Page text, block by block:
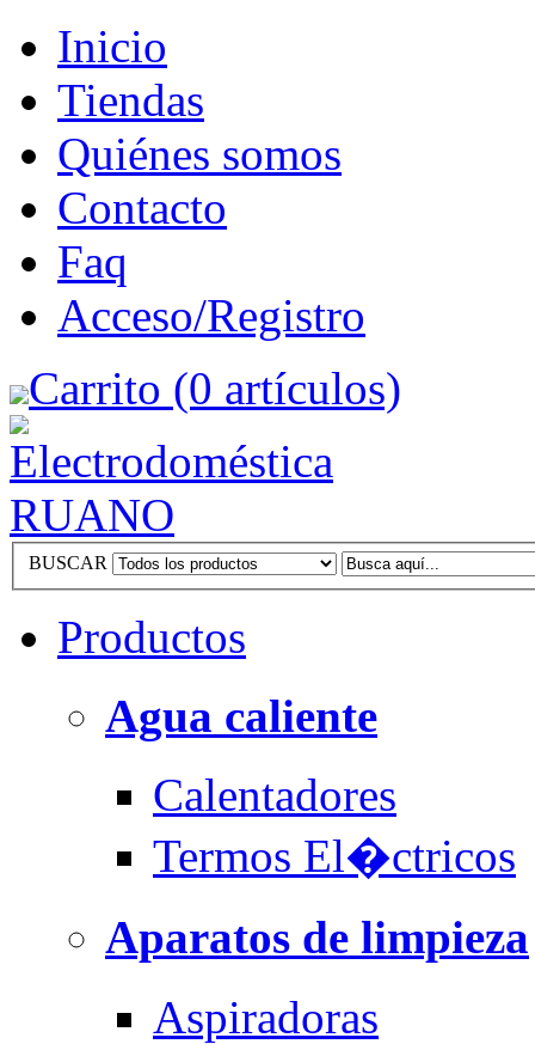
Inicio
Tiendas
Quiénes somos
Contacto
Faq
Acceso/Registro
Carrito (0 artículos)
BUSCAR
Productos
Agua caliente
Calentadores
Termos El�ctricos
Aparatos de limpieza
Aspiradoras